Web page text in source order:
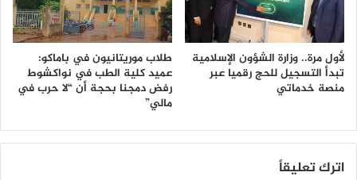
لأول مرة.. وزارة الشؤون الإسلامية
تبدأ التسجيل للحج رقميا عبر
منصة خدماتي
طلاب موريتانيون في باماكو:
عميد كلية الطب في نواكشوط
رفض دمجنا بحجة أن “لا حرب في
مالي”
اترك تعليقاً